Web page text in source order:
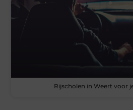
Rijscholen in Weert voor